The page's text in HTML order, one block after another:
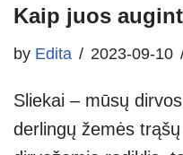
Kaip juos
by Edita 2023-09-10
Sliekai – mūsų
derlingų žemės